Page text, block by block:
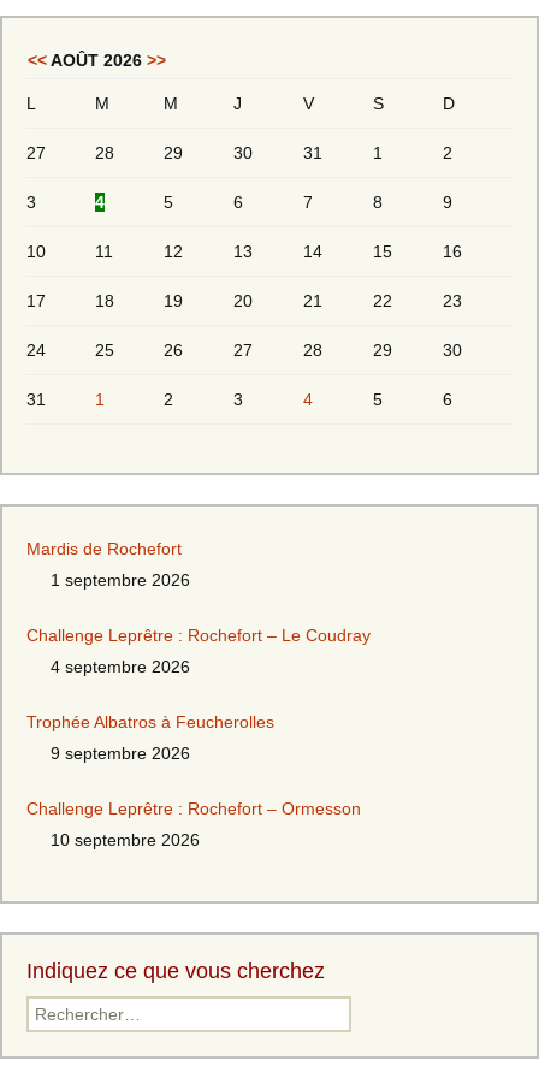
<<AOÛT 2026 >>
L M M J V S D
27 28 29 30 31 1 2
3 4 5 6 7 8 9
10 11 12 13 14 15 16
17 18 19 20 21 22 23
24 25 26 27 28 29 30
31 1 2 3 4 5 6
Mardis de Rochefort
1 septembre 2026
Challenge Leprêtre : Rochefort – Le Coudray
4 septembre 2026
Trophée Albatros à Feucherolles
9 septembre 2026
Challenge Leprêtre : Rochefort – Ormesson
10 septembre 2026
Indiquez ce que vous cherchez